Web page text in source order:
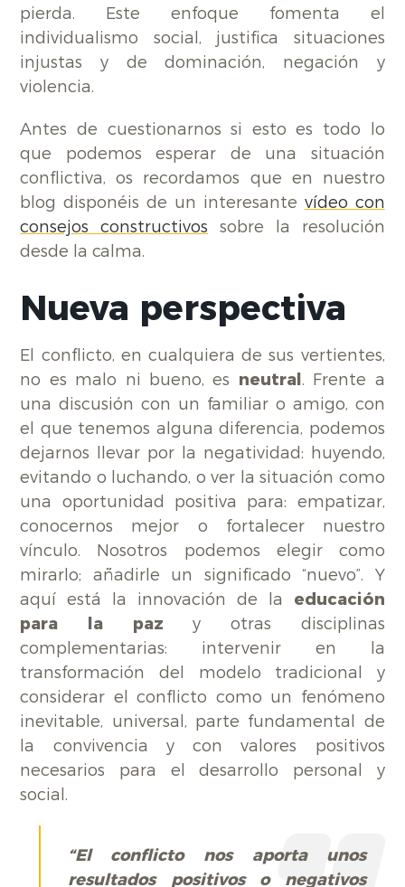
pierda. Este enfoque fomenta el
individualismo social, justifica situaciones
injustas y de dominación, negación y
violencia.
Antes de cuestionarnos si esto es todo lo
que podemos esperar de una situación
conflictiva, os recordamos que en nuestro
blog disponéis de un interesante vídeo con
consejos constructivos sobre la resolución
desde la calma.
Nueva perspectiva
El conflicto, en cualquiera de sus vertientes,
no es malo ni bueno, es neutral . Frente a
una discusión con un familiar o amigo, con
el que tenemos alguna diferencia, podemos
dejarnos llevar por la negatividad: huyendo,
evitando o luchando, o ver la situación como
una oportunidad positiva para: empatizar,
conocernos mejor o fortalecer nuestro
vínculo. Nosotros podemos elegir como
mirarlo; añadirle un significado “nuevo”. Y
aquí está la innovación de la educación
para la paz y otras disciplinas
complementarias: intervenir en la
transformación del modelo tradicional y
considerar el conflicto como un fenómeno
inevitable, universal, parte fundamental de
la convivencia y con valores positivos
necesarios para el desarrollo personal y
social.
“El conflicto nos aporta unos
resultados positivos o negativos